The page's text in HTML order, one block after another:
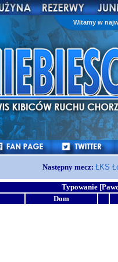
Witamy w
Następny mecz: ŁKS
Typowanie
Dom